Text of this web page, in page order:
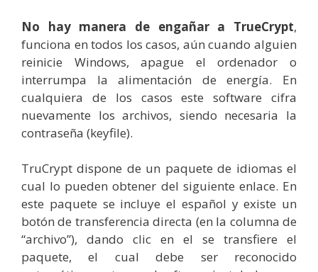
No hay manera de engañar a TrueCrypt,
funciona en todos los casos, aún cuando alguien
reinicie Windows, apague el ordenador o
interrumpa la alimentación de energía. En
cualquiera de los casos este software cifra
nuevamente los archivos, siendo necesaria la
contraseña (keyfile).
TruCrypt dispone de un paquete de idiomas el
cual lo pueden obtener del siguiente enlace. En
este paquete se incluye el español y existe un
botón de transferencia directa (en la columna de
“archivo”), dando clic en el se transfiere el
paquete, el cual debe ser reconocido